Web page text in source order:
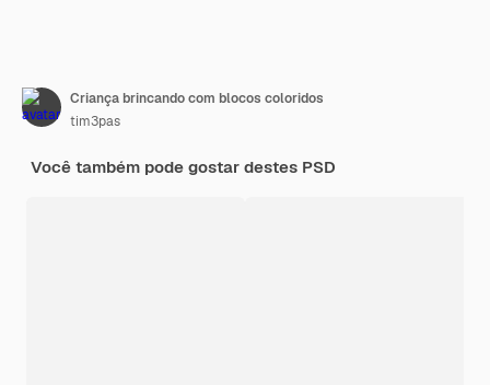
Criança brincando com blocos coloridos
tim3pas
Você também pode gostar destes PSD